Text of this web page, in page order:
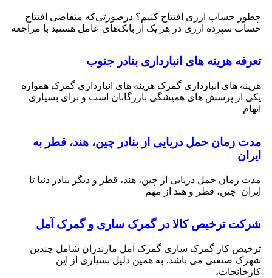
چطور حساب ارزی افتتاح کنیم؟ درصورتی‌که متقاضی افتتاح
حساب سپرده ارزی در هر یک از بانک‌های عامل هستید با مراجعه
تعرفه هزینه های انبارداری بنادر جنوب
هزینه های انبارداری گمرک هزینه های انبارداری گمرک همواره
یکی از پرسش های همیشگی بازرگانان است و برای بسیاری
ابهام
مدت زمان حمل دریایی از بنادر چین، هند، قطر به
ایران
مدت زمان حمل دریایی از چین، هند، قطر و دیگر بنادر دنیا تا
ایران چین، قطر و هند از مهم
شرکت ترخیص کالا در گمرک ساری و گمرک آمل
ترخیص کار گمرک ساری گمرک آمل مازندران شامل چندین
شهرک صنعتی می باشد، به همین دلیل بسیاری از این
کارخانجات،